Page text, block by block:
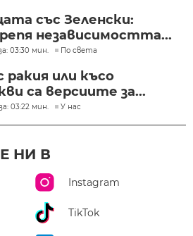
със Зеленски:
независимостта...
03:30 мин. По света
ракия или късо
са версиите за...
03:22 мин. У нас
НИ В
Instagram
TikTok